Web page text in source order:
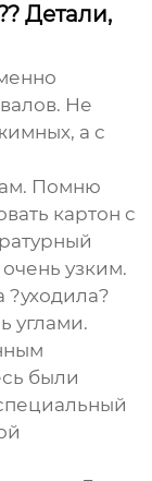
Детали,
Не
а с
Помню
картон с
узким.
?уходила?
углами.
были